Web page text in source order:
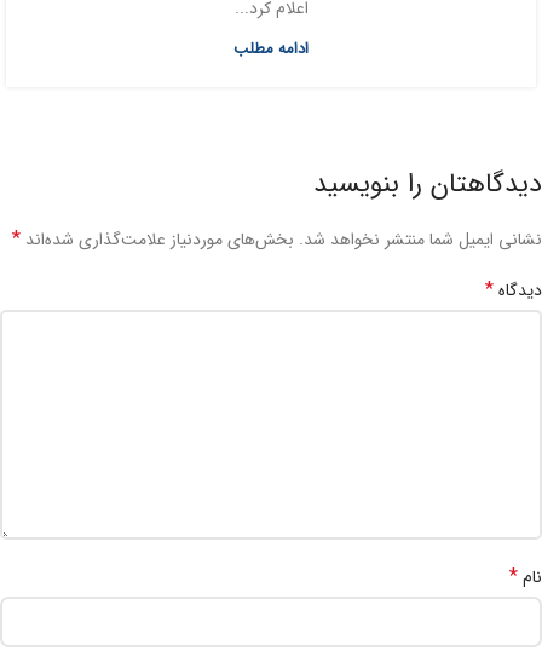
اعلام کرد...
ادامه مطلب
دیدگاهتان را بنویسید
نشانی ایمیل شما منتشر نخواهد شد. بخش‌های موردنیاز علامت‌گذاری شده‌اند *
دیدگاه*
نام*